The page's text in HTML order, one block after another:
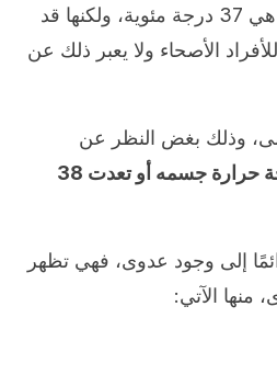
الحرارة الطبيعية للجسم هي 37 درجة مئوية، ولكنها قد
الأصحاء ولا يعبر ذلك عن
وذلك بغض النظر عن
إذا وصلت درجة حرارة جسمه أو تعدت 38
إلى وجود عدوى، فهي تظهر
منها الآتي: